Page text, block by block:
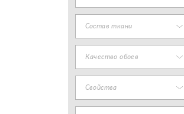
Состав ткани
Качество обоев
Свойства